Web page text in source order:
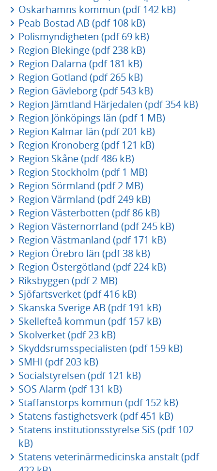
Oskarhamns kommun (pdf 142 kB)
Peab Bostad AB (pdf 108 kB)
Polismyndigheten (pdf 69 kB)
Region Blekinge (pdf 238 kB)
Region Dalarna (pdf 181 kB)
Region Gotland (pdf 265 kB)
Region Gävleborg (pdf 543 kB)
Region Jämtland Härjedalen (pdf 354 kB)
Region Jönköpings län (pdf 1 MB)
Region Kalmar län (pdf 201 kB)
Region Kronoberg (pdf 121 kB)
Region Skåne (pdf 486 kB)
Region Stockholm (pdf 1 MB)
Region Sörmland (pdf 2 MB)
Region Värmland (pdf 249 kB)
Region Västerbotten (pdf 86 kB)
Region Västernorrland (pdf 245 kB)
Region Västmanland (pdf 171 kB)
Region Örebro län (pdf 38 kB)
Region Östergötland (pdf 224 kB)
Riksbyggen (pdf 2 MB)
Sjöfartsverket (pdf 416 kB)
Skanska Sverige AB (pdf 191 kB)
Skellefteå kommun (pdf 157 kB)
Skolverket (pdf 23 kB)
Skyddsrumsspecialisten (pdf 159 kB)
SMHI (pdf 203 kB)
Socialstyrelsen (pdf 121 kB)
SOS Alarm (pdf 131 kB)
Staffanstorps kommun (pdf 152 kB)
Statens fastighetsverk (pdf 451 kB)
Statens institutionsstyrelse SiS (pdf 102
kB)
Statens veterinärmedicinska anstalt (pdf